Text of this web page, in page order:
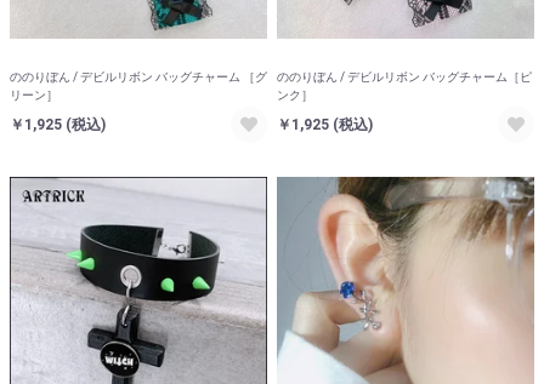
ののりぼん / デビルリボン バッグチャーム ［グ
リーン］
￥1,925 (税込)
ののりぼん / デビルリボン バッグチャーム［ピ
ンク］
￥1,925 (税込)